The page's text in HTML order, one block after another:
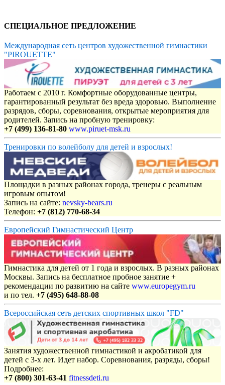
СПЕЦИАЛЬНОЕ ПРЕДЛОЖЕНИЕ
Международная сеть центров художественной гимнастики
"PIROUETTE"
Работаем с 2010 г. Комфортные оборудованные центры,
гарантированный результат без вреда здоровью. Выполнение
разрядов, сборы, соревнования, открытые мероприятия для
родителей. Запись на пробную тренировку:
+7 (499) 136-81-80 www.piruet-msk.ru
Тренировки по волейболу для детей и взрослых!
Площадки в разных районах города, тренеры с реальным
игровым опытом!
Запись на сайте: nevsky-bears.ru
Телефон: +7 (812) 770-68-34
Европейский Гимнастический Центр
Гимнастика для детей от 1 года и взрослых. В разных районах
Москвы. Запись на бесплатное пробное занятие +
рекомендации по развитию на сайте www.europegym.ru
и по тел. +7 (495) 648-88-08
Всероссийская сеть детских спортивных школ "FD"
Занятия художественной гимнастикой и акробатикой для
детей с 3-х лет. Идет набор. Соревнования, разряды, сборы!
Подробнее:
+7 (800) 301-63-41 fitnessdeti.ru